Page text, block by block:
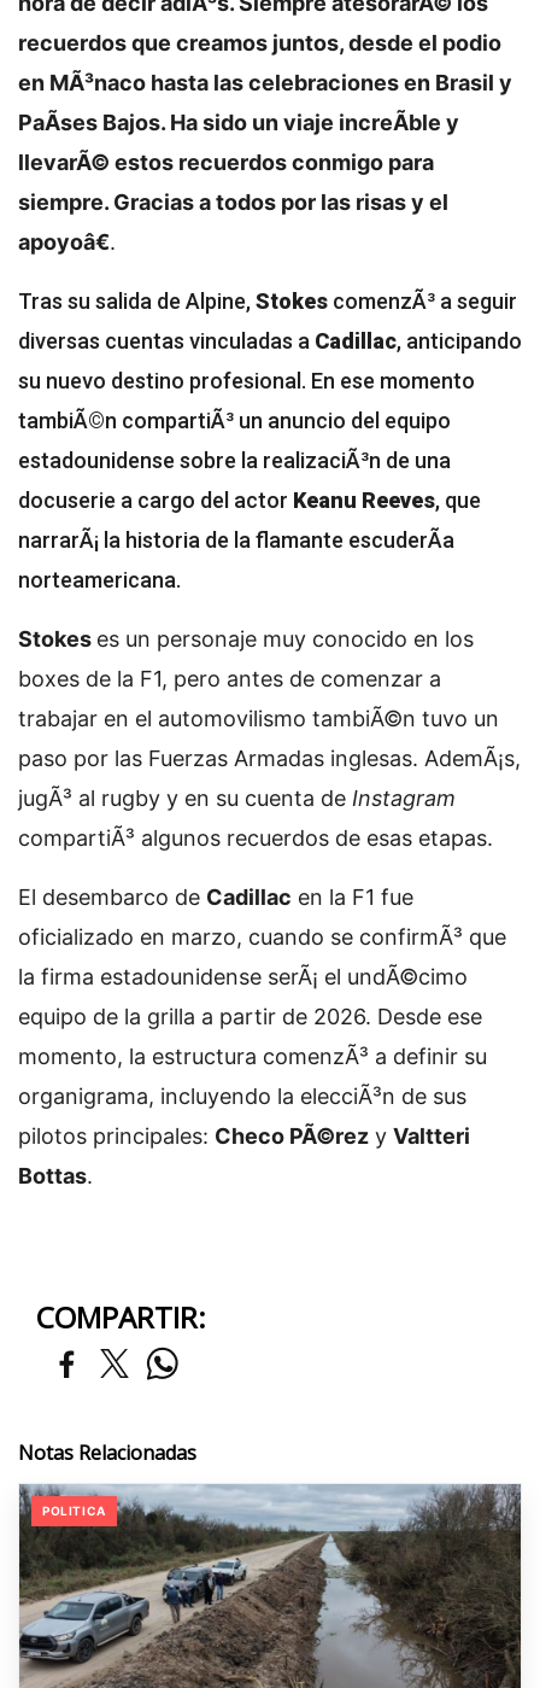
recuerdos que creamos juntos, desde el podio
en MÃ³naco hasta las celebraciones en Brasil y
PaÃ­ses Bajos. Ha sido un viaje increÃ­ble y
llevarÃ© estos recuerdos conmigo para
siempre. Gracias a todos por las risas y el
apoyoâ€.
Tras su salida de Alpine,Stokes comenzÃ³ a seguir
diversas cuentas vinculadas a Cadillac, anticipando
su nuevo destino profesional. En ese momento
tambiÃ©n compartiÃ³ un anuncio del equipo
estadounidense sobre la realizaciÃ³n de una
docuserie a cargo del actor Keanu Reeves, que
narrarÃ¡ la historia de la flamante escuderÃ­a
norteamericana.
Stokes es un personaje muy conocido en los
boxes de la F1, pero antes de comenzar a
trabajar en el automovilismo tambiÃ©n tuvo un
paso por las Fuerzas Armadas inglesas. AdemÃ¡s,
jugÃ³ al rugby y en su cuenta de Instagram
compartiÃ³ algunos recuerdos de esas etapas.
El desembarco de Cadillac en la F1 fue
oficializado en marzo, cuando se confirmÃ³ que
la firma estadounidense serÃ¡ el undÃ©cimo
equipo de la grilla a partir de 2026. Desde ese
momento, la estructura comenzÃ³ a definir su
organigrama, incluyendo la elecciÃ³n de sus
pilotos principales: Checo PÃ©rez y Valtteri
Bottas.
COMPARTIR:
Notas Relacionadas
POLITICA